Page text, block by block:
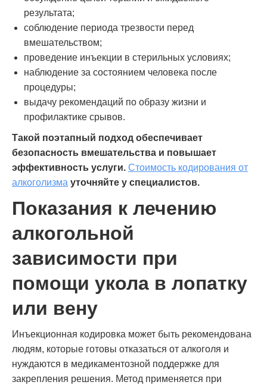
результата;
соблюдение периода трезвости перед
вмешательством;
проведение инъекции в стерильных условиях;
наблюдение за состоянием человека после
процедуры;
выдачу рекомендаций по образу жизни и
профилактике срывов.
Такой поэтапный подход обеспечивает
безопасность вмешательства и повышает
эффективность услуги. Стоимость кодирования от
алкоголизма уточняйте у специалистов.
Показания к лечению
алкогольной
зависимости при
помощи укола в лопатку
или вену
Инъекционная кодировка может быть рекомендована
людям, которые готовы отказаться от алкоголя и
нуждаются в медикаментозной поддержке для
закрепления решения. Метод применяется при